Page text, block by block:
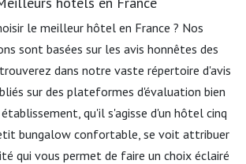
le meilleur hôtel en France ? Nos
sont basées sur les avis honnêtes des
dans notre vaste répertoire d'avis
sur des plateformes d'évaluation bien
établissement, qu'il s'agisse d'un hôtel cinq
bungalow confortable, se voit attribuer
qui vous permet de faire un choix éclairé